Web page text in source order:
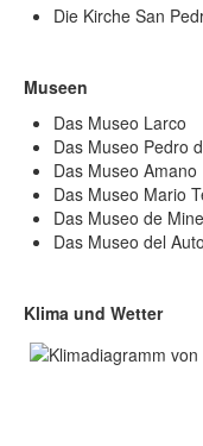
Die Kirche San
Museen
Das Museo Larco
Das Museo Pedro
Das Museo Amano
Das Museo Mario
Das Museo de
Das Museo del
Klima und Wetter